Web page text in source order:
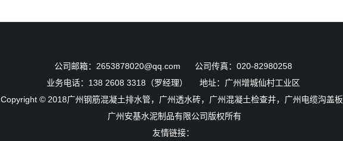
公司邮箱：2653878020@qq.com 公司传真：020-82980258
业务电话：138 2608 3318（罗经理） 地址：广州增城仙村工业区
Copyright © 2018广州钢筋混凝土排水管，广州透水砖，广州混凝土检查井，广州电缆沟盖板
广州安基水泥制品有限公司版权所有
友情链接：